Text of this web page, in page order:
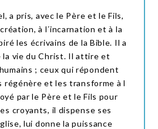
a pris, avec le Père et le Fils,
à l´incarnation et à la
les écrivains de la Bible. Il a
la vie du Christ. Il attire et
; ceux qui répondent
régénère et les transforme à l
par le Père et le Fils pour
croyants, il dispense ses
lui donne la puissance